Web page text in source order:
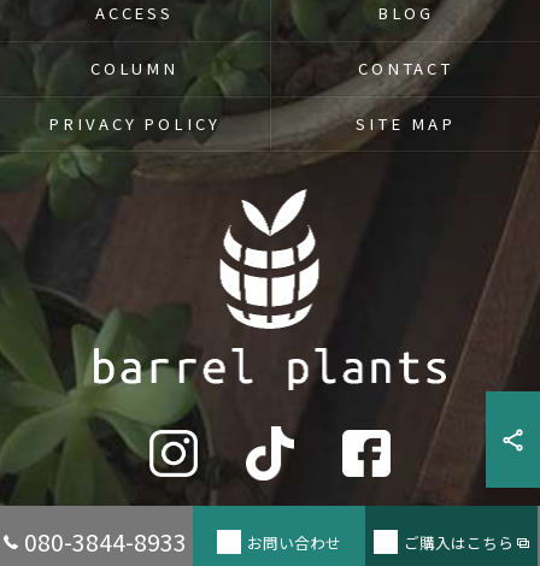
080-3844-8933 お問い合わせ ご購入はこちら
ACCESS BLOG
COLUMN CONTACT
PRIVACY POLICY SITE MAP
© 2026 兵庫県たつの市の観葉植物ならbarrel plants ALL RIGHTS RESERVED.